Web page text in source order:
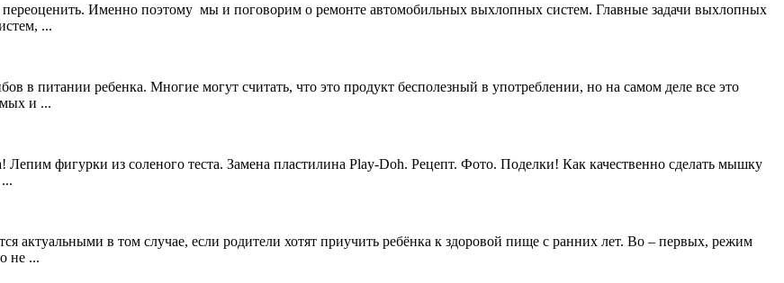
Именно поэтому мы и поговорим о ремонте автомобильных выхлопных систем. Главные задачи выхлопных
...
в питании ребенка. Многие могут считать, что это продукт бесполезный в употреблении, но на самом деле все это
и ...
фигурки из соленого теста. Замена пластилина Play-Doh. Рецепт. Фото. Поделки! Как качественно сделать мышку
актуальными в том случае, если родители хотят приучить ребёнка к здоровой пище с ранних лет. Во – первых, режим
не ...